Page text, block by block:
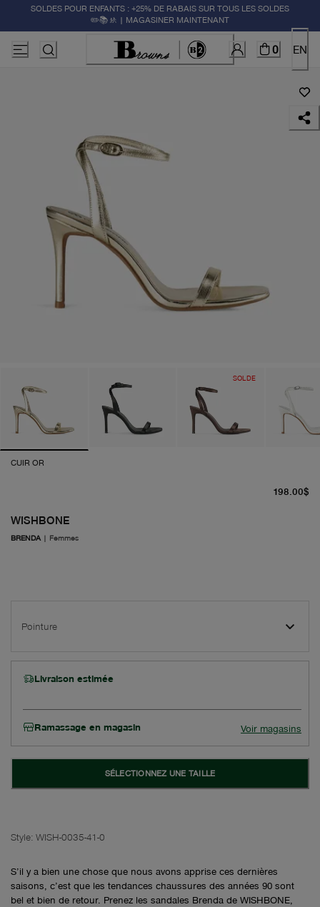
SOLDES POUR ENFANTS : +25% DE RABAIS SUR TOUS LES SOLDES
✏️📚🚸 | MAGASINER MAINTENANT
0 EN
SOLDE
CUIR OR
WISHBONE
BRENDA | Femmes
198.00$
Pointure
Livraison estimée
Ramassage en magasin Voir magasins
SÉLECTIONNEZ UNE TAILLE
Style: WISH-0035-41-0
S’il y a bien une chose que nous avons apprise ces dernières
saisons, c’est que les tendances chaussures des années 90 sont
bel et bien de retour. Prenez les sandales Brenda de WISHBONE,